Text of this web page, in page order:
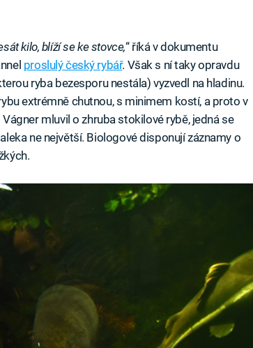
kilo, blíží se ke stovce,“ říká v dokumentu
proslulý český rybář. Však s ní taky opravdu
ryba bezesporu nestála) vyzvedl na hladinu.
extrémně chutnou, s minimem kostí, a proto v
mluvil o zhruba stokilové rybě, jedná se
ne největší. Biologové disponují záznamy o